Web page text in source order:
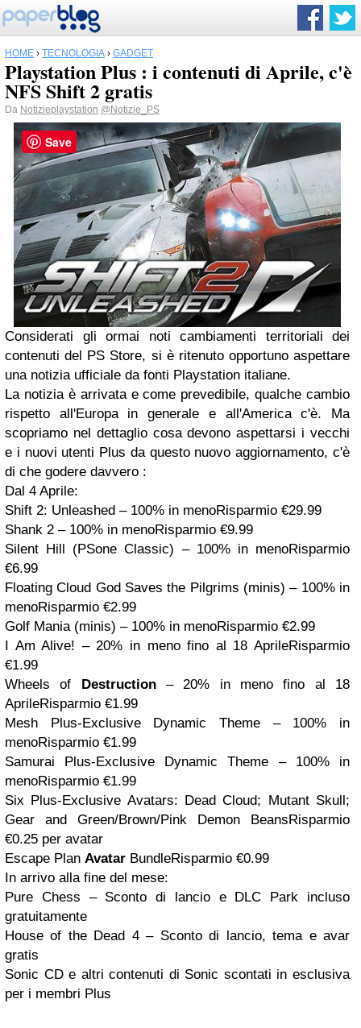
HOME › TECNOLOGIA › GADGET
Playstation Plus : i contenuti di Aprile, c'è
NFS Shift 2 gratis
Da Notizieplaystation @Notizie_PS
Considerati gli ormai noti cambiamenti territoriali dei
contenuti del PS Store, si è ritenuto opportuno aspettare
una notizia ufficiale da fonti Playstation italiane.
La notizia è arrivata e come prevedibile, qualche cambio
rispetto all'Europa in generale e all'America c'è. Ma
scopriamo nel dettaglio cosa devono aspettarsi i vecchi
e i nuovi utenti Plus da questo nuovo aggiornamento, c'è
di che godere davvero :
Dal 4 Aprile:
Shift 2: Unleashed – 100% in menoRisparmio €29.99
Shank 2 – 100% in menoRisparmio €9.99
Silent Hill (PSone Classic) – 100% in menoRisparmio
€6.99
Floating Cloud God Saves the Pilgrims (minis) – 100% in
menoRisparmio €2.99
Golf Mania (minis) – 100% in menoRisparmio €2.99
I Am Alive! – 20% in meno fino al 18 AprileRisparmio
€1.99
Wheels of Destruction– 20% in meno fino al 18
AprileRisparmio €1.99
Mesh Plus-Exclusive Dynamic Theme – 100% in
menoRisparmio €1.99
Samurai Plus-Exclusive Dynamic Theme – 100% in
menoRisparmio €1.99
Six Plus-Exclusive Avatars: Dead Cloud; Mutant Skull;
Gear and Green/Brown/Pink Demon BeansRisparmio
€0.25 per avatar
Escape Plan Avatar BundleRisparmio €0.99
In arrivo alla fine del mese:
Pure Chess – Sconto di lancio e DLC Park incluso
gratuitamente
House of the Dead 4 – Sconto di lancio, tema e avar
gratis
Sonic CD e altri contenuti di Sonic scontati in esclusiva
per i membri Plus
Save